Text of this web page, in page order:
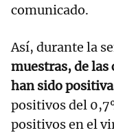
comunicado.
Así, durante la
muestras, de las
han sido
positivos del
positivos en el